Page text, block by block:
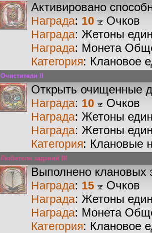
Активировано
Награда: 10 Очков
Награда: Жетоны
Награда: Монета
Категория: Клановое
Очистители II
Открыть очищенные
Награда: 10 Очков
Награда: Жетоны
Награда: Жетоны
Категория: Клановые
Любители заданий III
Выполнено клановых
Награда: 15 Очков
Награда: Жетоны
Награда: Монета
Категория: Клановое